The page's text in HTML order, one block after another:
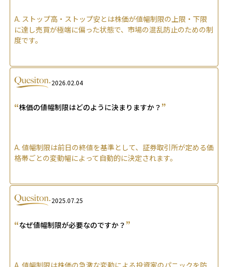
A. ストップ高・ストップ安とは株価が値幅制限の上限・下限
に達し売買が極端に偏った状態で、市場の混乱防止のための制
度です。
2026.02.04
“株価の値幅制限はどのように決まりますか？ ”
A. 値幅制限は前日の終値を基準として、証券取引所が定める価
格帯ごとの変動幅によって自動的に決定されます。
2025.07.25
“なぜ値幅制限が必要なのですか？ ”
A. 値幅制限は株価の急激な変動による投資家のパニックを防